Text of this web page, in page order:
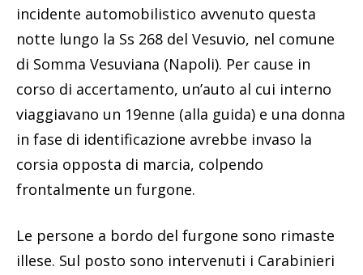
incidente automobilistico avvenuto questa
notte lungo la Ss 268 del Vesuvio, nel comune
di Somma Vesuviana (Napoli). Per cause in
corso di accertamento, un’auto al cui interno
viaggiavano un 19enne (alla guida) e una donna
in fase di identificazione avrebbe invaso la
corsia opposta di marcia, colpendo
frontalmente un furgone.
Le persone a bordo del furgone sono rimaste
illese. Sul posto sono intervenuti i Carabinieri